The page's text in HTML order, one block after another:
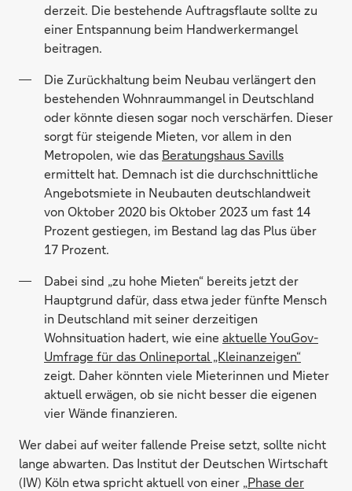
derzeit. Die bestehende Auftragsflaute sollte zu
einer Entspannung beim Handwerkermangel
beitragen.
Die Zurückhaltung beim Neubau verlängert den
bestehenden Wohnraummangel in Deutschland
oder könnte diesen sogar noch verschärfen. Dieser
sorgt für steigende Mieten, vor allem in den
Metropolen, wie das Beratungshaus Savills
ermittelt hat. Demnach ist die durchschnittliche
Angebotsmiete in Neubauten deutschlandweit
von Oktober 2020 bis Oktober 2023 um fast 14
Prozent gestiegen, im Bestand lag das Plus über
17 Prozent.
Dabei sind „zu hohe Mieten“ bereits jetzt der
Hauptgrund dafür, dass etwa jeder fünfte Mensch
in Deutschland mit seiner derzeitigen
Wohnsituation hadert, wie eine aktuelle YouGov-
Umfrage für das Onlineportal „Kleinanzeigen“
zeigt. Daher könnten viele Mieterinnen und Mieter
aktuell erwägen, ob sie nicht besser die eigenen
vier Wände finanzieren.
Wer dabei auf weiter fallende Preise setzt, sollte nicht
lange abwarten. Das Institut der Deutschen Wirtschaft
(IW) Köln etwa spricht aktuell von einer „Phase der